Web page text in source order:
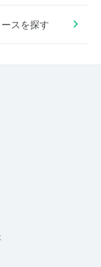
ースを探す